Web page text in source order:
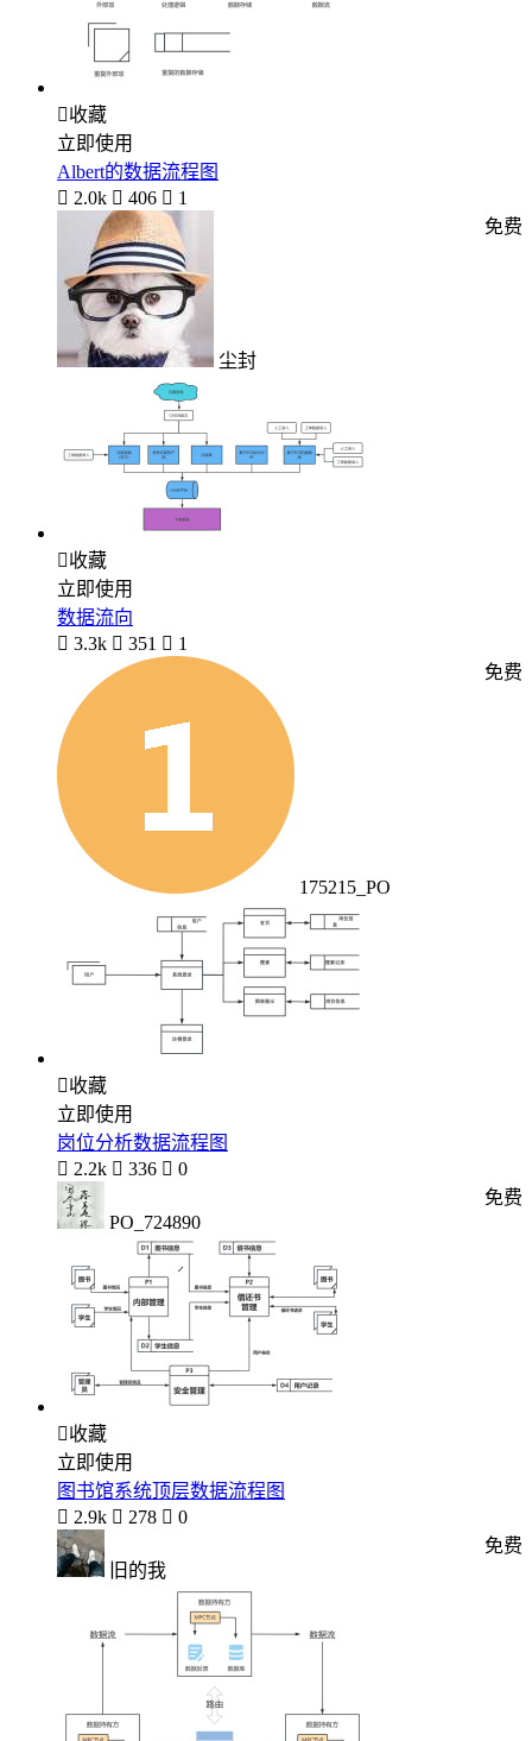
收藏
立即使用
Albert的数据流程图
 2.0k  406  1
尘封
免费
收藏
立即使用
数据流向
 3.3k  351  1
175215_PO
免费
收藏
立即使用
岗位分析数据流程图
 2.2k  336  0
PO_724890
免费
收藏
立即使用
图书馆系统顶层数据流程图
 2.9k  278  0
旧的我
免费